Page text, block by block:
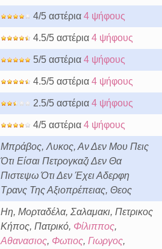
4/5 αστέρια 4 ψήφους
4.5/5 αστέρια 4 ψήφους
5/5 αστέρια 4 ψήφους
4.5/5 αστέρια 4 ψήφους
2.5/5 αστέρια 4 ψήφους
4/5 αστέρια 4 ψήφους
Μπράβος, Λυκος, Αν Δεν Μου Πεις
Ότι Είσαι Πετρογκαζι Δεν Θα
Πιστεψω Ότι Δεν Έχει Αδερφη
Τρανς Της Αξιοπρέπειας, Θεος
Ηη, Μορταδέλα, Σαλαμακι, Πετρικος
Κήπος, Πατρικό, Φίλιππος,
Αθανασιος, Φωτιος, Γιωργος,